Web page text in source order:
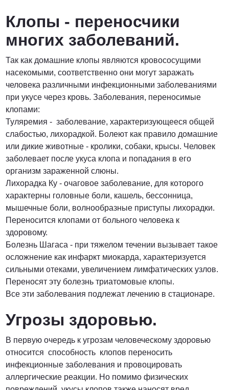
Клопы - переносчики
многих заболеваний.
Так как домашние клопы являются кровососущими
насекомыми, соответственно они могут заражать
человека различными инфекционными заболеваниями
при укусе через кровь. Заболевания, переносимые
клопами:
Туляремия - заболевание, характеризующееся общей
слабостью, лихорадкой. Болеют как правило домашние
или дикие животные - кролики, собаки, крысы. Человек
заболевает после укуса клопа и попадания в его
организм зараженной слюны.
Лихорадка Ку - очаговое заболевание, для которого
характерны головные боли, кашель, бессонница,
мышечные боли, волнообразные приступы лихорадки.
Переносится клопами от больного человека к
здоровому.
Болезнь Шагаса - при тяжелом течении вызывает такое
осложнение как инфаркт миокарда, характеризуется
сильными отеками, увеличением лимфатических узлов.
Переносят эту болезнь триатомовые клопы.
Все эти заболевания подлежат лечению в стационаре.
Угрозы здоровью.
В первую очередь к угрозам человеческому здоровью
относится способность клопов переносить
инфекционные заболевания и провоцировать
аллергические реакции. Но помимо физических